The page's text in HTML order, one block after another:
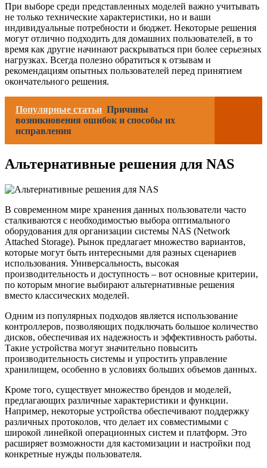
При выборе среди представленных моделей важно учитывать
не только технические характеристики, но и ваши
индивидуальные потребности и бюджет. Некоторые решения
могут отлично подходить для домашних пользователей, в то
время как другие начинают раскрываться при более серьезных
нагрузках. Всегда полезно обратиться к отзывам и
рекомендациям опытных пользователей перед принятием
окончательного решения.
Популярные статьи Причины
возникновения ошибок и способы их
исправления
Альтернативные решения для NAS
В современном мире хранения данных пользователи часто
сталкиваются с необходимостью выбора оптимального
оборудования для организации системы NAS (Network
Attached Storage). Рынок предлагает множество вариантов,
которые могут быть интересными для разных сценариев
использования. Универсальность, высокая
производительность и доступность – вот основные критерии,
по которым многие выбирают альтернативные решения
вместо классических моделей.
Одним из популярных подходов является использование
контроллеров, позволяющих подключать большое количество
дисков, обеспечивая их надежность и эффективность работы.
Такие устройства могут значительно повысить
производительность системы и упростить управление
хранилищем, особенно в условиях больших объемов данных.
Кроме того, существует множество брендов и моделей,
предлагающих различные характеристики и функции.
Например, некоторые устройства обеспечивают поддержку
различных протоколов, что делает их совместимыми с
широкой линейкой операционных систем и платформ. Это
расширяет возможности для кастомизации и настройки под
конкретные нужды пользователя.